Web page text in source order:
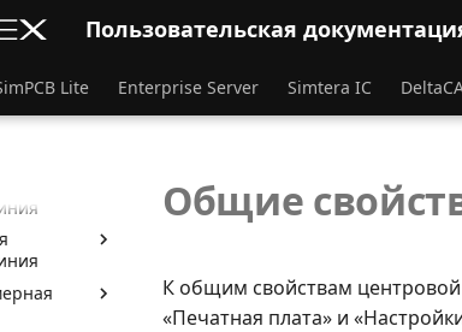
Пользовательская
Lite Enterprise Server Simtera IC
о
Общие
К общим свойствам центровой
«Печатная плата» и